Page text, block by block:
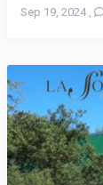
Sep 19, 2024,